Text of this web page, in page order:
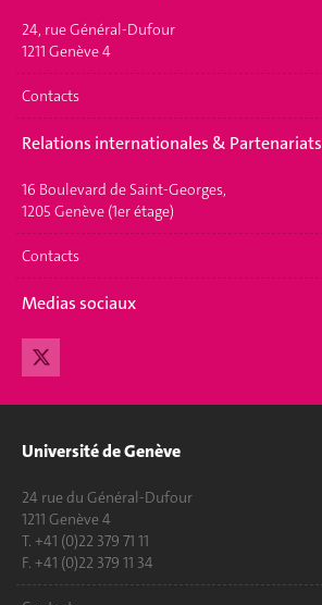
24, rue Général-Dufour
1211 Genève 4
Contacts
Relations internationales & Partenariats
16 Boulevard de Saint-Georges,
1205 Genève (1er étage)
Contacts
Medias sociaux
Université de Genève
24 rue du Général-Dufour
1211 Genève 4
T. +41 (0)22 379 71 11
F. +41 (0)22 379 11 34